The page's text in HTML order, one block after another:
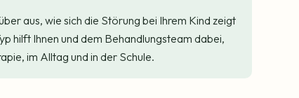
aus, wie sich die Störung bei Ihrem Kind zeigt
hilft Ihnen und dem Behandlungsteam dabei,
im Alltag und in der Schule.